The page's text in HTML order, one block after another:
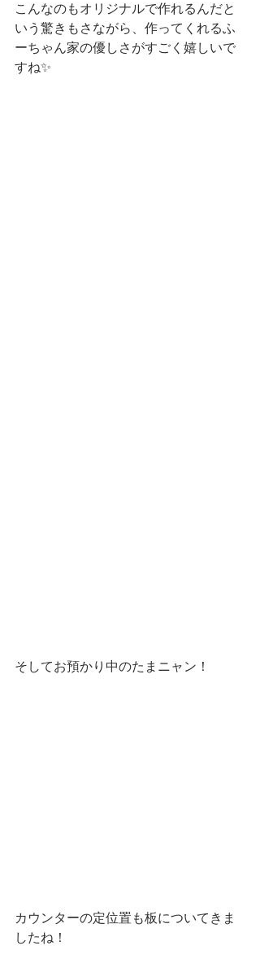
こんなのもオリジナルで作れるんだと
いう驚きもさながら、作ってくれるふ
ーちゃん家の優しさがすごく嬉しいで
すね✨
そしてお預かり中のたまニャン！
カウンターの定位置も板についてきま
したね！